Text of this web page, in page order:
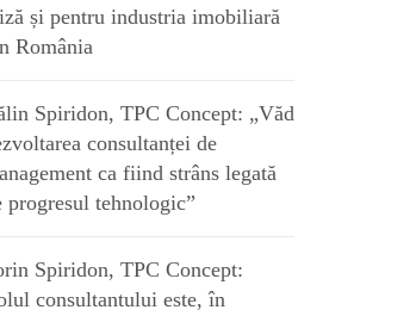
și pentru industria imobiliară
România
Spiridon, TPC Concept: „Văd
consultanței de
ca fiind strâns legată
progresul tehnologic”
Spiridon, TPC Concept:
consultantului este, în